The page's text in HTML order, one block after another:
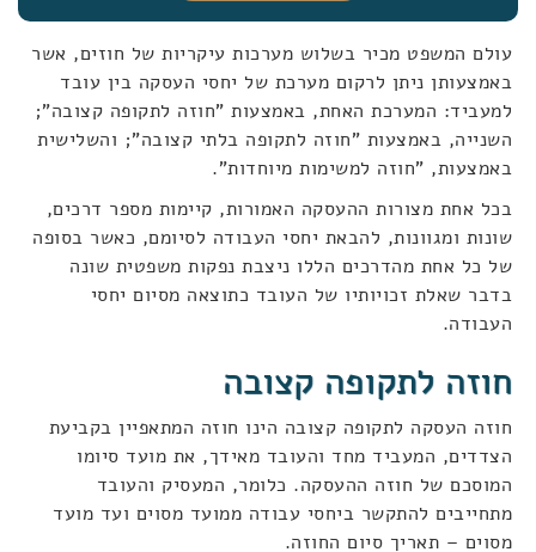
עולם המשפט מכיר בשלוש מערכות עיקריות של חוזים, אשר
באמצעותן ניתן לרקום מערכת של יחסי העסקה בין עובד
למעביד: המערכת האחת, באמצעות "חוזה לתקופה קצובה";
השנייה, באמצעות "חוזה לתקופה בלתי קצובה"; והשלישית
באמצעות, "חוזה למשימות מיוחדות".
בכל אחת מצורות ההעסקה האמורות, קיימות מספר דרכים,
שונות ומגוונות, להבאת יחסי העבודה לסיומם, כאשר בסופה
של כל אחת מהדרכים הללו ניצבת נפקות משפטית שונה
בדבר שאלת זכויותיו של העובד כתוצאה מסיום יחסי
העבודה.
חוזה לתקופה קצובה
חוזה העסקה לתקופה קצובה הינו חוזה המתאפיין בקביעת
הצדדים, המעביד מחד והעובד מאידך, את מועד סיומו
המוסכם של חוזה ההעסקה. כלומר, המעסיק והעובד
מתחייבים להתקשר ביחסי עבודה ממועד מסוים ועד מועד
מסוים – תאריך סיום החוזה.